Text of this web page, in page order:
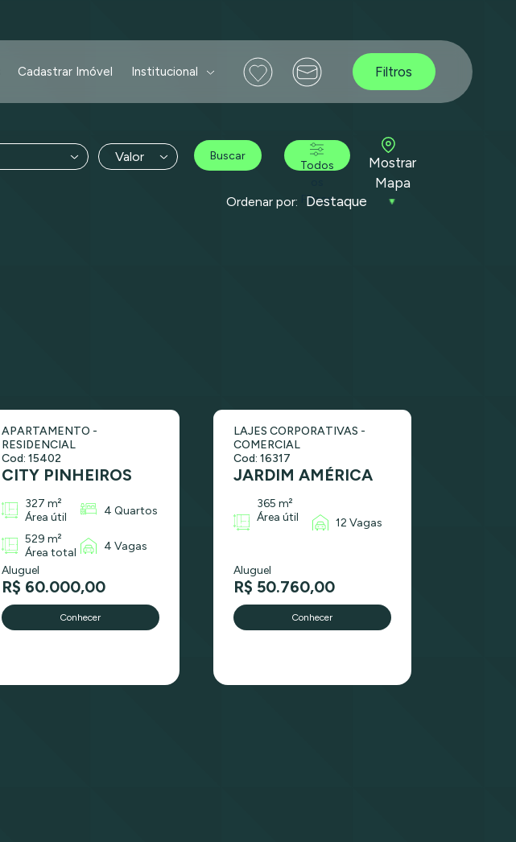
Cadastrar Imóvel Institucional Filtros
Valor Buscar
Todos
Filtros
Mostrar
Mapa
Ordenar por:
APARTAMENTO -
RESIDENCIAL
Cod: 15402
CITY PINHEIROS
327 m²
Área útil
4 Quartos
529 m²
Área total
4 Vagas
Aluguel
R$ 60.000,00
Conhecer
LAJES CORPORATIVAS -
COMERCIAL
Cod: 16317
JARDIM AMÉRICA
365 m²
Área útil
12 Vagas
Aluguel
R$ 50.760,00
Conhecer